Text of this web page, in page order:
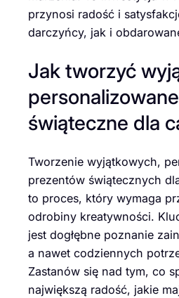
przynosi radość i
darczyńcy, jak i
Jak tworzyć
świąteczne dla
Tworzenie wyjątkowych,
prezentów świątecznych
to proces, który wymaga
odrobiny kreatywności.
jest dogłębne poznanie
a nawet codziennych
Zastanów się nad tym, co
największą radość, jakie